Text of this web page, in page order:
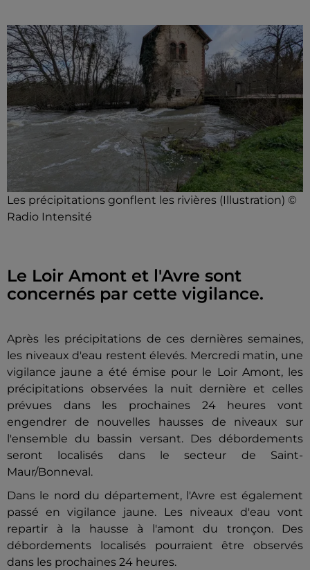
Les précipitations gonflent les rivières (Illustration) ©
Radio Intensité
Le Loir Amont et l'Avre sont
concernés par cette vigilance.
Après les précipitations de ces dernières semaines,
les niveaux d'eau restent élevés. Mercredi matin, une
vigilance jaune a été émise pour le Loir Amont, les
précipitations observées la nuit dernière et celles
prévues dans les prochaines 24 heures vont
engendrer de nouvelles hausses de niveaux sur
l'ensemble du bassin versant. Des débordements
seront localisés dans le secteur de Saint-
Maur/Bonneval.
Dans le nord du département, l'Avre est également
passé en vigilance jaune. Les niveaux d'eau vont
repartir à la hausse à l'amont du tronçon. Des
débordements localisés pourraient être observés
dans les prochaines 24 heures.